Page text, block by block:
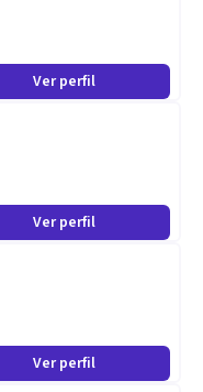
Ver perfil
Ver perfil
Ver perfil